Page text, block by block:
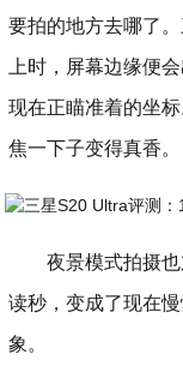
要拍的地方去哪了
上时，屏幕边缘便
现在正瞄准着的坐
焦一下子变得真香。
夜景模式拍摄也
读秒，变成了现在
象。